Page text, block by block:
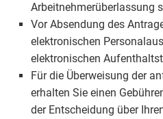
Arbeitnehmerüberlassung
Vor Absendung des
elektronischen
elektronischen
Für die Überweisung der
erhalten Sie einen
der Entscheidung über